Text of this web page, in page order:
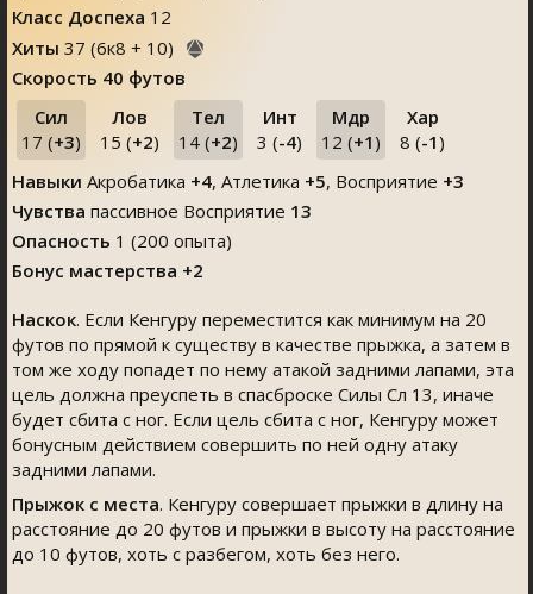
Класс Доспеха 12
Хиты 37 (6к8 + 10)
Скорость 40 футов
Сил
17 (+3)
Лов
15 (+2)
Тел
14 (+2)
Инт
3 (-4)
Мдр
12 (+1 )
Хар
8 (-1 )
Навыки Акробатика +4, Атлетика +5, Восприятие +3
Чувства пассивное Восприятие 13
Опасность 1 (200 опыта)
Бонус мастерства +2
Наскок. Если Кенгуру переместится как минимум на 20
футов по прямой к существу в качестве прыжка, а затем в
том же ходу попадет по нему атакой задними лапами, эта
цель должна преуспеть в спасброске Силы Сл 13, иначе
будет сбита с ног. Если цель сбита с ног, Кенгуру может
бонусным действием совершить по ней одну атаку
задними лапами.
Прыжок с места. Кенгуру совершает прыжки в длину на
расстояние до 20 футов и прыжки в высоту на расстояние
до 10 футов, хоть с разбегом, хоть без него.